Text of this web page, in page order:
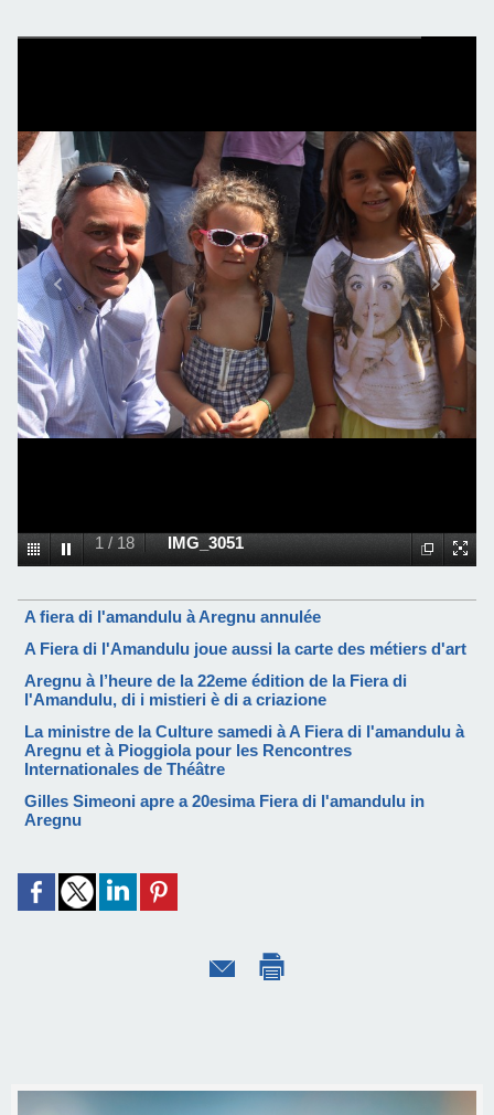
1 / 18 IMG_3051
A fiera di l'amandulu à Aregnu annulée
A Fiera di l'Amandulu joue aussi la carte des métiers d'art
Aregnu à l’heure de la 22eme édition de la Fiera di
l'Amandulu, di i mistieri è di a criazione
La ministre de la Culture samedi à A Fiera di l'amandulu à
Aregnu et à Pioggiola pour les Rencontres
Internationales de Théâtre
Gilles Simeoni apre a 20esima Fiera di l'amandulu in
Aregnu